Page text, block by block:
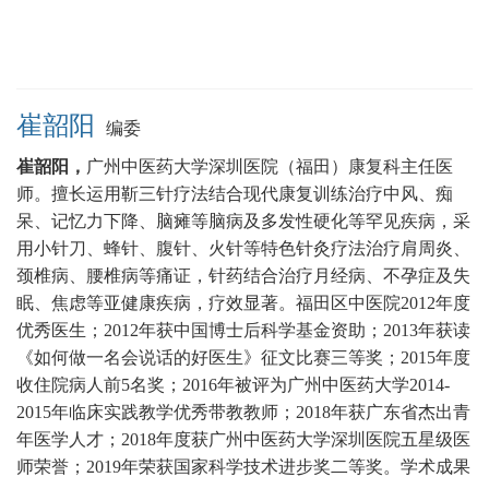
崔韶阳 编委
崔韶阳， 广州中医药大学深圳医院（福田）康复科主任医
师。 擅长运用靳三针疗法结合现代康复训练治疗中风、痴
呆、记忆力下降、脑瘫等脑病及多发性硬化等罕见疾病，采
用小针刀、蜂针、腹针、火针等特色针灸疗法治疗肩周炎、
颈椎病、腰椎病等痛证，针药结合治疗月经病、不孕症及失
眠、焦虑等亚健康疾病，疗效显著。 福田区中医院2012年度
优秀医生；2012年获中国博士后科学基金资助；2013年获读
《如何做一名会说话的好医生》征文比赛三等奖；2015年度
收住院病人前5名奖；2016年被评为广州中医药大学2014-
2015年临床实践教学优秀带教教师；2018年获广东省杰出青
年医学人才；2018年度获广州中医药大学深圳医院五星级医
师荣誉；2019年荣获国家科学技术进步奖二等奖。学术成果